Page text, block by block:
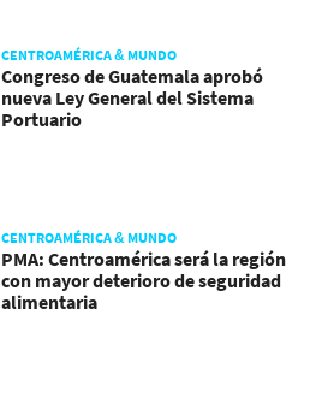
CENTROAMÉRICA & MUNDO
Congreso de Guatemala aprobó
nueva Ley General del Sistema
Portuario
CENTROAMÉRICA & MUNDO
PMA: Centroamérica será la región
con mayor deterioro de seguridad
alimentaria